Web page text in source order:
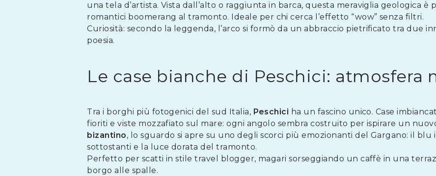
una tela d’artista. Vista dall’alto o raggiunta in barca, questa meraviglia geologica
romantici boomerang al tramonto. Ideale per chi cerca l’effetto “wow” senza filtri.
Curiosità: secondo la leggenda, l’arco si formò da un abbraccio pietrificato tra due
poesia.
Le case bianche di Peschici: atmosfera
Tra i borghi più fotogenici del sud Italia, Peschici ha un fascino unico. Case
fioriti e viste mozzafiato sul mare: ogni angolo sembra costruito per ispirare un
bizantino, lo sguardo si apre su uno degli scorci più emozionanti del Gargano: il blu
sottostanti e la luce dorata del tramonto.
Perfetto per scatti in stile travel blogger, magari sorseggiando un caffè in una
borgo alle spalle.